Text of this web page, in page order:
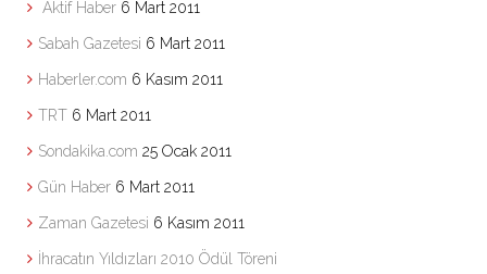
Aktif Haber 6 Mart 2011
Sabah Gazetesi 6 Mart 2011
Haberler.com 6 Kasım 2011
TRT 6 Mart 2011
Sondakika.com 25 Ocak 2011
Gün Haber 6 Mart 2011
Zaman Gazetesi 6 Kasım 2011
İhracatın Yıldızları 2010 Ödül Töreni